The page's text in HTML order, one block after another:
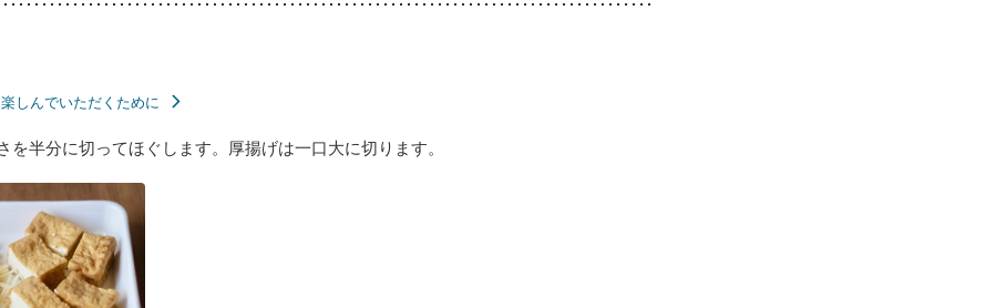
しんでいただくために
を半分に切ってほぐします。厚揚げは一口大に切ります。